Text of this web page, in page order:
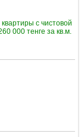
с чистовой
000 тенге за кв.м.